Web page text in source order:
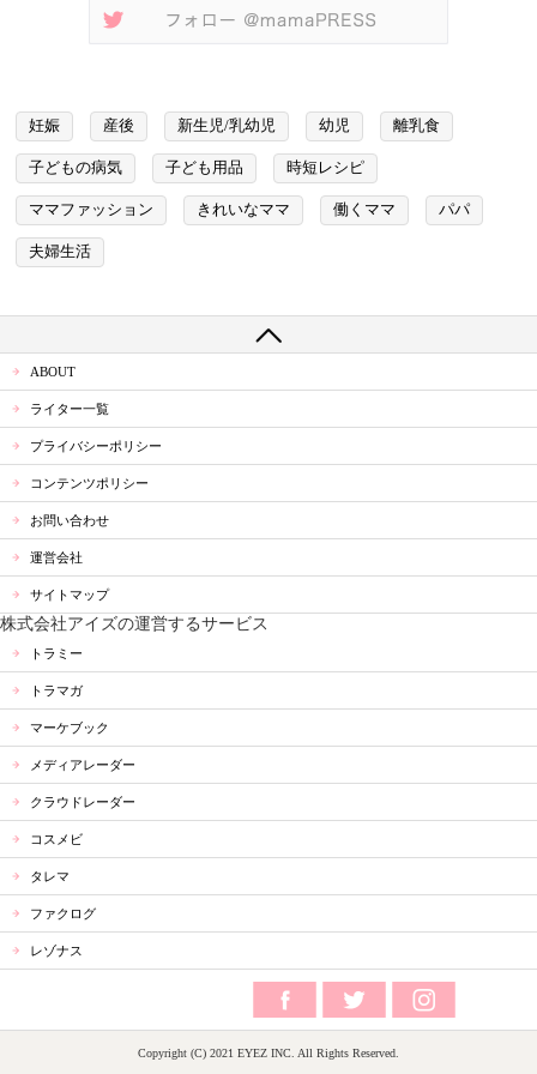
妊娠 産後 新生児/乳幼児 幼児 離乳食
子どもの病気 子ども用品 時短レシピ
ママファッション きれいなママ 働くママ パパ
夫婦生活
ABOUT
ライター一覧
プライバシーポリシー
コンテンツポリシー
お問い合わせ
運営会社
サイトマップ
株式会社アイズの運営するサービス
トラミー
トラマガ
マーケブック
メディアレーダー
クラウドレーダー
コスメビ
タレマ
ファクログ
レゾナス
Copyright (C) 2021 EYEZ INC. All Rights Reserved.